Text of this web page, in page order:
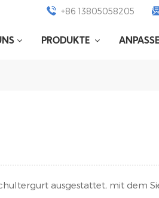
+86 13805058205
PRODUKTE
ausgestattet, mit dem